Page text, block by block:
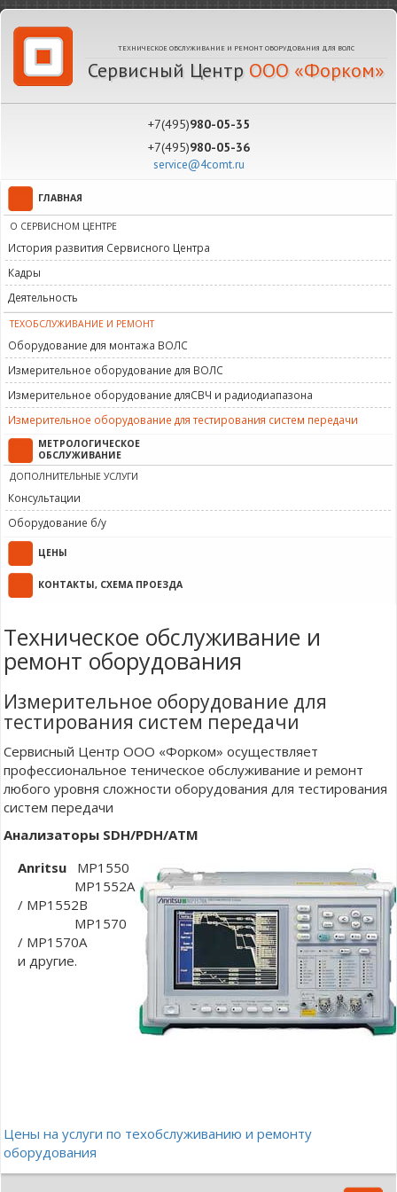
ТЕХНИЧЕСКОЕ ОБСЛУЖИВАНИЕ И РЕМОНТ ОБОРУДОВАНИЯ ДЛЯ ВОЛС
Сервисный Центр ООО «Форком»
+7(495)980-05-35
+7(495)980-05-36
service@4comt.ru
Техническое обслуживание и
ремонт оборудования
Измерительное оборудование для
тестирования систем передачи
Сервисный Центр ООО «Форком» осуществляет
профессиональное теническое обслуживание и ремонт
любого уровня сложности оборудования для тестирования
систем передачи
Анализаторы SDH/PDH/ATM
Anritsu MP1550
MP1552A
/ MP1552B
MP1570
/ MP1570A
и другие.
Цены на услуги по техобслуживанию и ремонту
оборудования
ГЛАВНАЯ
О СЕРВИСНОМ ЦЕНТРЕ
История развития Сервисного Центра
Кадры
Деятельность
ТЕХОБСЛУЖИВАНИЕ И РЕМОНТ
Оборудование для монтажа ВОЛС
Измерительное оборудование для ВОЛС
Измерительное оборудование дляСВЧ и радиодиапазона
Измерительное оборудование для тестирования систем передачи
МЕТРОЛОГИЧЕСКОЕ
ОБСЛУЖИВАНИЕ
ДОПОЛНИТЕЛЬНЫЕ УСЛУГИ
Консультации
Оборудование б/у
ЦЕНЫ
КОНТАКТЫ, СХЕМА ПРОЕЗДА